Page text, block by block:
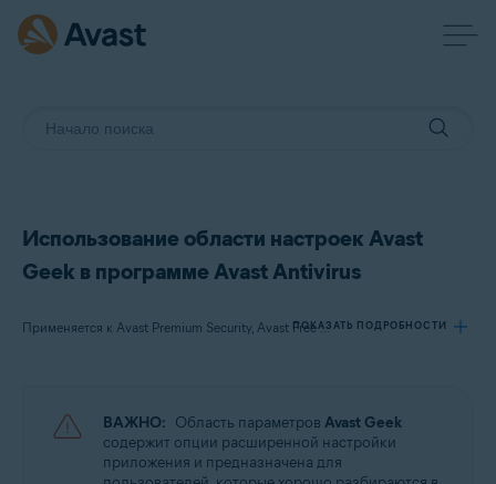
Использование области настроек Avast
Geek в программе Avast Antivirus
Применяется к Avast Premium Security, Avast Free Antivirus
ПОКАЗАТЬ ПОДРОБНОСТИ
Avast Premium Security 22.x
Avast Free Antivirus 22.x
ВАЖНО: Область параметров Avast Geek
содержит опции расширенной настройки
приложения и предназначена для